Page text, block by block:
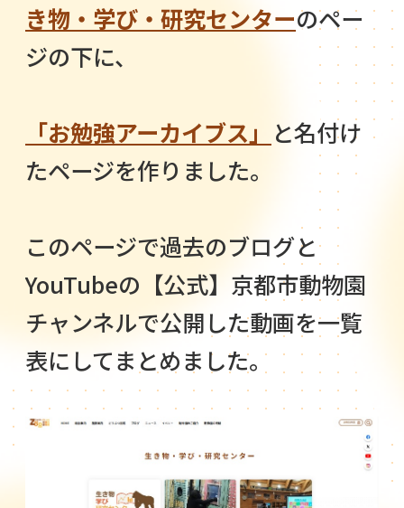
き物・学び・研究センターのペー
ジの下に、
「お勉強アーカイブス」 と名付け
たページを作りました。
このページで過去のブログと
YouTubeの【公式】京都市動物園
チャンネルで公開した動画を一覧
表にしてまとめました。